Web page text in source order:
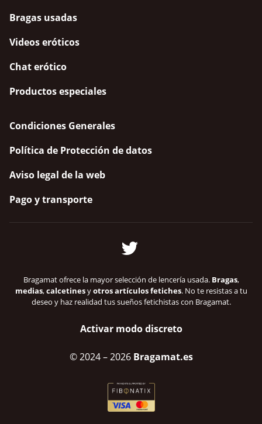
Bragas usadas
Videos eróticos
Chat erótico
Productos especiales
Condiciones Generales
Política de Protección de datos
Aviso legal de la web
Pago y transporte
Bragamat ofrece la mayor selección de lencería usada. Bragas,
medias,calcetinesyotros artículos fetiches. No te resistas a tu
deseo y haz realidad tus sueños fetichistas con Bragamat.
Activar modo discreto
© 2024– 2026 Bragamat.es